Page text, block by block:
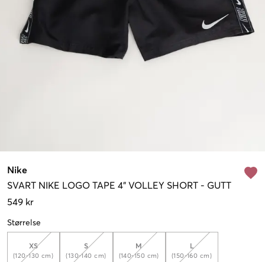
Nike
SVART NIKE LOGO TAPE 4" VOLLEY SHORT - GUTT
549 kr
Størrelse
XS
(120-130 cm)
S
(130-140 cm)
M
(140-150 cm)
L
(150-160 cm)